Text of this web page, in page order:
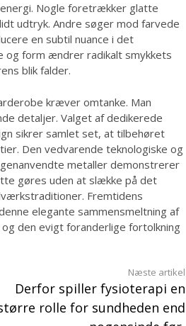
Nogle foretrækker glatte
udtryk. Andre søger mod farvede
en subtil nuance i det
og form ændrer radikalt smykkets
blik falder.
kræver omtanke. Man
detaljer. Valget af dedikerede
sikrer samlet set, at tilbehøret
Den vedvarende teknologiske og
metaller demonstrerer
gøres uden at slække på det
Fremtidens
elegante sammensmeltning af
den evigt foranderlige fortolkning
Næste artikel
Derfor spiller fysioterapi en
rolle for sundheden end